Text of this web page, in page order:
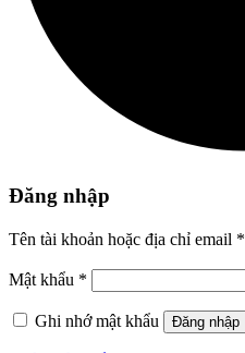
Đăng nhập
Tên tài khoản hoặc địa chỉ email *
Mật khẩu *
Ghi nhớ mật khẩu Đăng nhập